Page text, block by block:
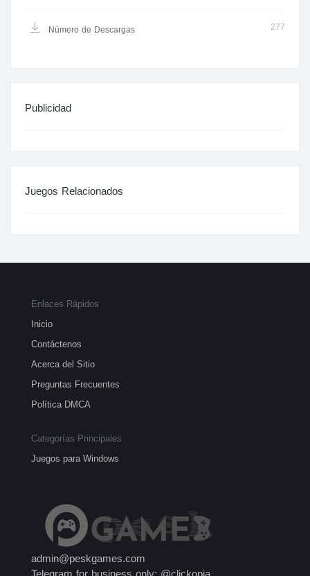
Número de Descargas 277
Publicidad
Juegos Relacionados
Enlaces Rápidos
Inicio
Contáctenos
Acerca del Sitio
Preguntas Frecuentes
Política DMCA
Categorías Principales
Juegos para Windows
admin@peskgames.com